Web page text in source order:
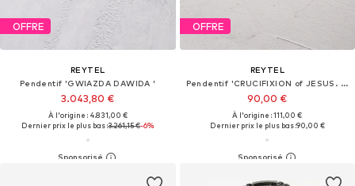
OFFRE
REYTEL
Pendentif 'GWIAZDA DAWIDA '
3.043,80 €
À l'origine : 4.831,00 €
Dernier prix le plus bas :3.261,15 €-6%
OFFRE
REYTEL
Pendentif 'CRUCIFIXION of JESUS. INRI'
90,00 €
À l'origine : 111,00 €
Dernier prix le plus bas :90,00 €